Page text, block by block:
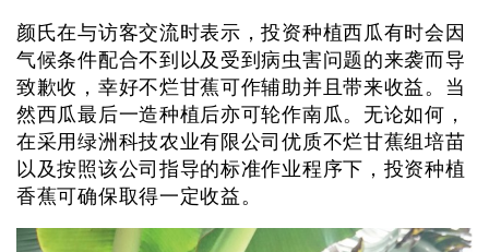
颜氏在与访客交流时表示，投资种植西瓜有时会因
气候条件配合不到以及受到病虫害问题的来袭而导
致歉收，幸好不烂甘蕉可作辅助并且带来收益。当
然西瓜最后一造种植后亦可轮作南瓜。无论如何，
在采用绿洲科技农业有限公司优质不烂甘蕉组培苗
以及按照该公司指导的标准作业程序下，投资种植
香蕉可确保取得一定收益。